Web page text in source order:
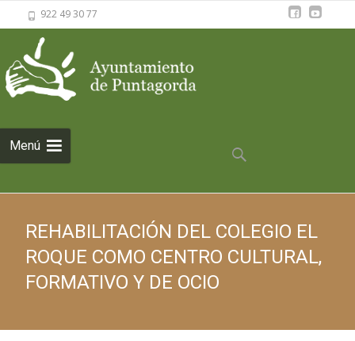
922 49 30 77
Menú
Saltar al
contenido
Buscar:
REHABILITACIÓN DEL COLEGIO EL
ROQUE COMO CENTRO CULTURAL,
FORMATIVO Y DE OCIO